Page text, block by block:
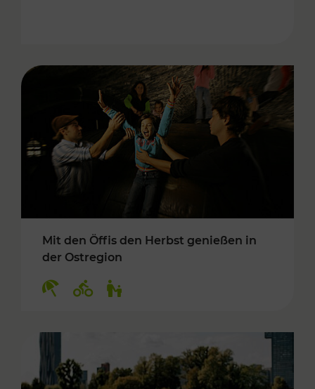
Mit den Öffis den Herbst genießen in
der Ostregion